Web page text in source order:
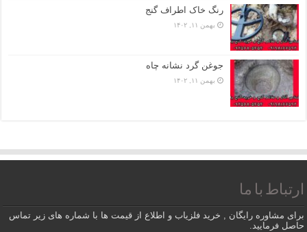
رنگ خاک اطراف گنج
بهمن ۱۱, ۱۴۰۲
جوغن گرد نشانه چاه
بهمن ۱۱, ۱۴۰۲
ارتباط با ما
برای مشاوره رایگان , خرید فلزیاب و اطلاع از قیمت ها با شماره های زیر تماس
حاصل فرمایید.